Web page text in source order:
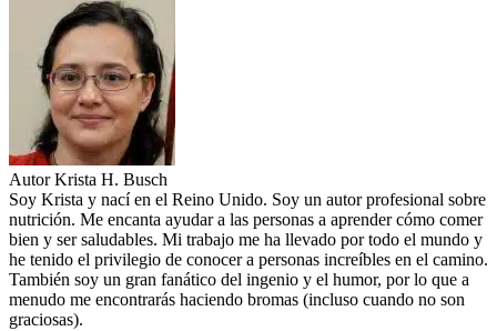
Autor Krista H. Busch
Soy Krista y nací en el Reino Unido. Soy un autor profesional sobre
nutrición. Me encanta ayudar a las personas a aprender cómo comer
bien y ser saludables. Mi trabajo me ha llevado por todo el mundo y
he tenido el privilegio de conocer a personas increíbles en el camino.
También soy un gran fanático del ingenio y el humor, por lo que a
menudo me encontrarás haciendo bromas (incluso cuando no son
graciosas).